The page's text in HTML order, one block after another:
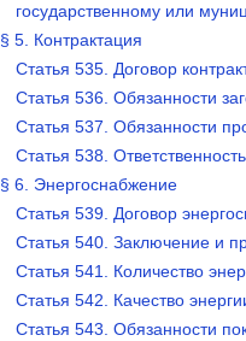
государственному или
§ 5. Контрактация
Статья 535. Договор
Статья 536. Обязанности
Статья 537. Обязанности
Статья 538.
§ 6. Энергоснабжение
Статья 539. Договор
Статья 540. Заключение и
Статья 541. Количество
Статья 542. Качество
Статья 543. Обязанности